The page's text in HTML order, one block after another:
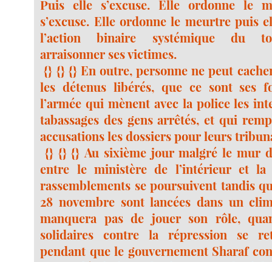
Puis elle s’excuse. Elle ordonne le
s’excuse. Elle ordonne le meurtre puis
l’action binaire systémique du
arraisonner ses victimes.
{} {} {} En outre, personne ne peut
les détenus libérés, que ce sont ses
l’armée qui mènent avec la police les
tabassages des gens arrêtés, et qui
accusations les dossiers pour leurs
{} {} {} Au sixième jour malgré le mur
entre le ministère de l’intérieur et la
rassemblements se poursuivent tandis
28 novembre sont lancées dans un
manquera pas de jouer son rôle,
solidaires contre la répression se
pendant que le gouvernement Sharaf